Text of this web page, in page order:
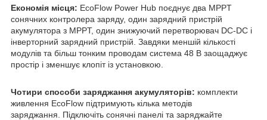
Економія місця: EcoFlow Power Hub поєднує два MPPT
сонячних контролера заряду, один зарядний пристрій
акумулятора з MPPT, один знижуючий перетворювач DC-DC і
інверторний зарядний пристрій. Завдяки меншій кількості
модулів та більш тонким проводам система 48 В заощаджує
простір і зменшує клопіт із установкою.
Чотири способи заряджання акумуляторів: комплекти
живлення EcoFlow підтримують кілька методів
заряджання. Підключіть сонячні панелі та заряджайте